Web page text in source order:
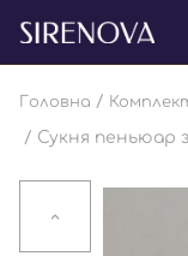
Головна /
/ Сукня пеньюар